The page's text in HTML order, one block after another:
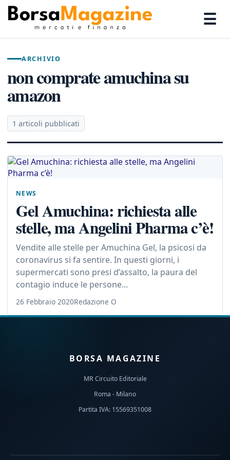
☰
ARCHIVIO
non comprate amuchina su
amazon
1 articoli pubblicati
NEWS
Gel Amuchina: richiesta alle
stelle, ma Angelini Pharma c’è!
Vendite alle stelle per Amuchina Gel, la psicosi da
coronavirus si fa sentire. In questi giorni, i
supermercati sono presi d’assalto, la paura del
contagio induce le persone...
26 Febbraio 2020Redazione O
BORSA MAGAZINE
MR Circuito Editoriale
Roma - Milano
Partita IVA: 15569351008